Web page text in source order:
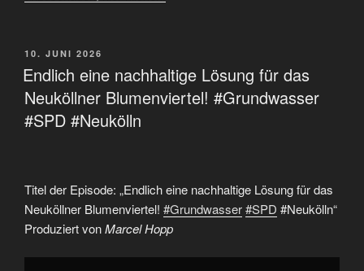
VERÖFFENTLICHT
AM
10. JUNI 2026
Endlich eine nachhaltige Lösung für das
Neuköllner Blumenviertel! #Grundwasser
#SPD #Neukölln
Titel der Episode: „Endlich eine nachhaltige Lösung für das
Neuköllner Blumenviertel! #Grundwasser#SPD #Neukölln“
Produziert vonMarcel Hopp
„Endlich